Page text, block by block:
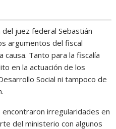
juez federal Sebastián
argumentos del fiscal
causa. Tanto para la fiscalía
en la actuación de los
Social ni tampoco de
irregularidades en
del ministerio con algunos